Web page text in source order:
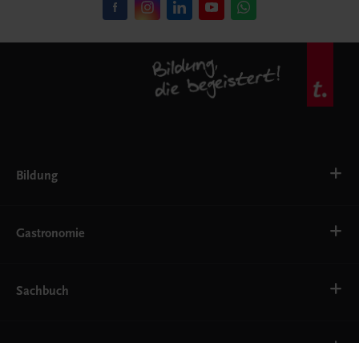
Bildung
AHS
EWF/ZWF
FW
Gastronomie
Getränke
Sachbuch